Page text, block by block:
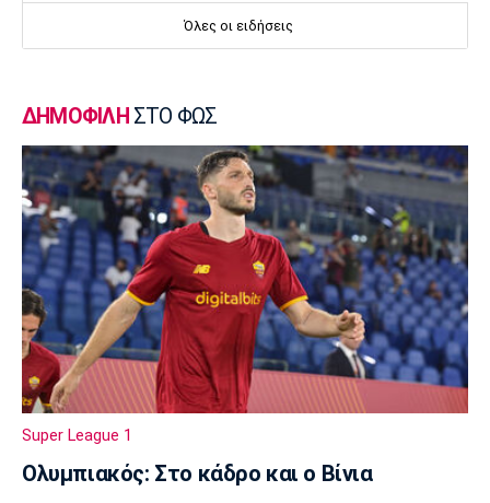
Επιστρέφει αύριο στη Θεσσαλονίκη ο
Επίσημα στον Άρη ο Άνταμ Μοκόκα
23:35
Europa League
Μπρούνο: «Δουλέψαμε καλά στην άμυνα»
23:32
Ποδόσφαιρο - Διεθνή
Κακή εβδομάδα για τη βαθμολογία της UEFA
23:23
Γ Εθνική
Αστέρας Βάρης: Νέες προσθήκες στο
ρόστερ
Conference League
Όλες οι ειδήσεις
ΔΗΜΟΦΙΛΗ ΣΤΟ ΦΩΣ
Super League 1
Ολυμπιακός: Στο κάδρο και ο Βίνια